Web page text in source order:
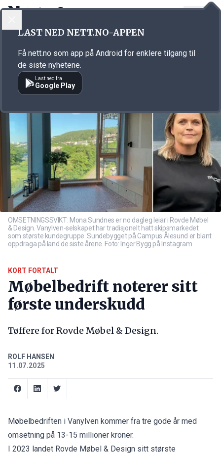
Annonsørinnhold
OMSETNINGSSVIKT: Mona Sundnes er no dagleg leiar i Rovde Møbel
& Design. Vanylven-selskapet har tradisjonelt hatt skipsmarkedet
som største kundegruppe. Sundebygget på Campus Ålesund er blant
oppdraga på land de siste årene. Foto: Inger.Bygg på Instagram
KORT FORTALT
Møbelbedrift noterer sitt
første underskudd
Tøffere for Rovde Møbel & Design.
ROLF HANSEN
11.07.2025
Møbelbedriften i Vanylven kommer fra tre gode år med
omsetning på 13-15 millioner kroner.
I 2023 landet Rovde Møbel & Design sitt største
LAST NED NETT.NO-APPEN
Få nett.no som app på Android for enklere tilgang til
de siste nyhetene.
Last ned fra
Google Play